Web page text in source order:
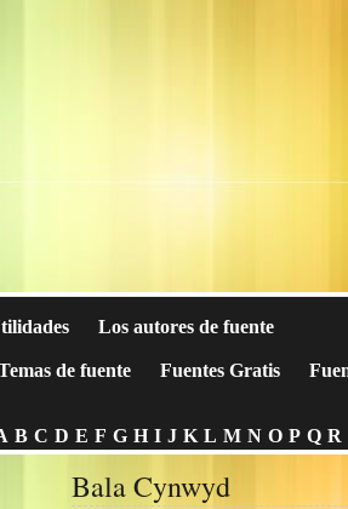
Los autores de fuente
de fuente Fuentes Gratis
B C D E F G H I J K L M N O P Q R
Bala Cynwyd